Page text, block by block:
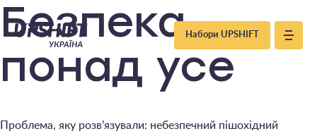
Upshift
–
Україна
Набори UPSHIFT
Безпека
понад усе
Проблема, яку розв’язували: небезпечний пішохідний